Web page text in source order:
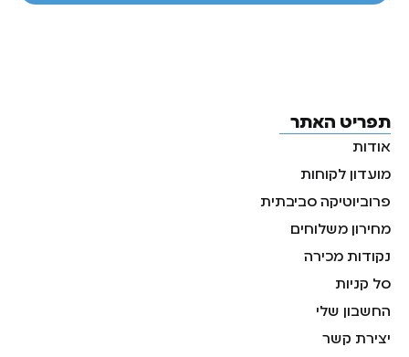
תפריט האתר
אודות
מועדון לקוחות
פרוביוטיקה סביבתית
מחירון משלוחים
נקודות מכירה
סל קניות
החשבון שלי
יצירת קשר